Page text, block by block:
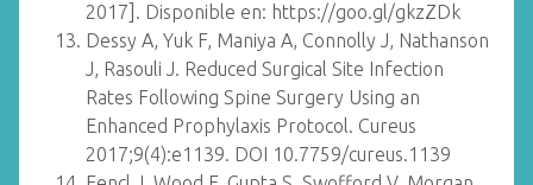
2017]. Disponible en: https://goo.gl/gkzZDk
Dessy A, Yuk F, Maniya A, Connolly J, Nathanson
J, Rasouli J. Reduced Surgical Site Infection
Rates Following Spine Surgery Using an
Enhanced Prophylaxis Protocol. Cureus
2017;9(4):e1139. DOI 10.7759/cureus.1139